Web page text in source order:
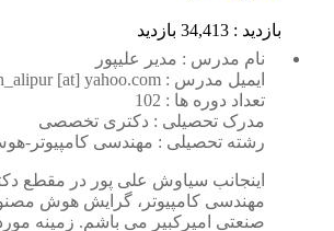
بازدید : 34,413 بازدید
نام مدرس : مدیر علیپور
ایمیل مدرس : siavash_alipur [at] yahoo.com
تعداد دوره ها : 102
مدرک تحصیلی : دکتری تخصصی
رشته تحصیلی : مهندسی کامپیوتر-
اینجانب سیاوش علی پور در مقطع
مهندسی کامپیوتر، گرایش هوش
صنعتی امیرکبیر می باشم. زمینه